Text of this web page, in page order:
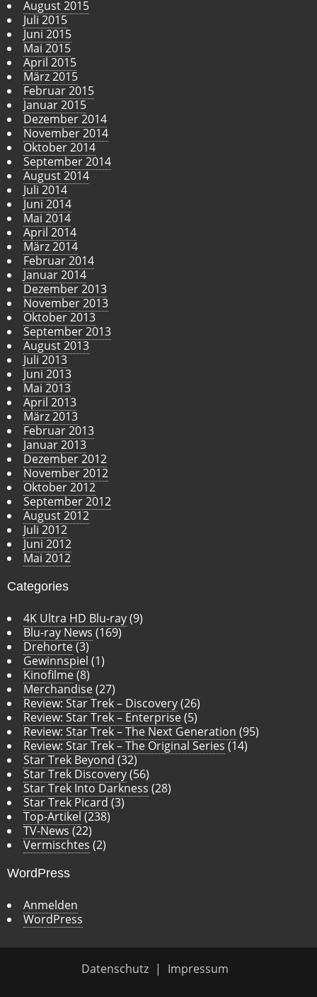
August 2015
Juli 2015
Juni 2015
Mai 2015
April 2015
März 2015
Februar 2015
Januar 2015
Dezember 2014
November 2014
Oktober 2014
September 2014
August 2014
Juli 2014
Juni 2014
Mai 2014
April 2014
März 2014
Februar 2014
Januar 2014
Dezember 2013
November 2013
Oktober 2013
September 2013
August 2013
Juli 2013
Juni 2013
Mai 2013
April 2013
März 2013
Februar 2013
Januar 2013
Dezember 2012
November 2012
Oktober 2012
September 2012
August 2012
Juli 2012
Juni 2012
Mai 2012
Categories
4K Ultra HD Blu-ray(9)
Blu-ray News (169)
Drehorte(3)
Gewinnspiel (1)
Kinofilme(8)
Merchandise(27)
Review: Star Trek – Discovery(26)
Review: Star Trek – Enterprise(5)
Review: Star Trek – The Next Generation (95)
Review: Star Trek – The Original Series (14)
Star Trek Beyond (32)
Star Trek Discovery(56)
Star Trek Into Darkness (28)
Star Trek Picard (3)
Top-Artikel (238)
TV-News (22)
Vermischtes (2)
WordPress
Anmelden
WordPress
Datenschutz Impressum